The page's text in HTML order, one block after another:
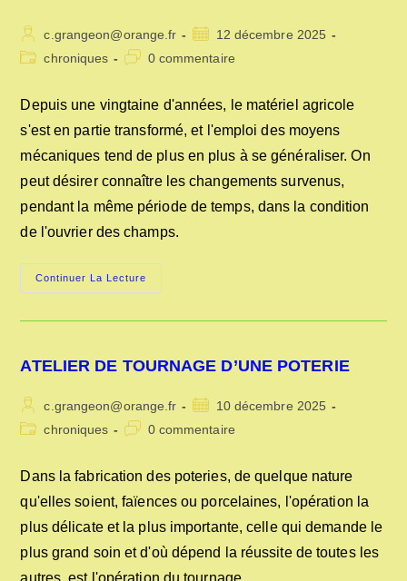
Auteur/autrice
de
c.grangeon@orange.fr
Publication
publiée :
12 décembre 2025
Postchroniques
Commentaires
publication :
0 commentaire
Depuis une vingtaine d'années, le matériel agricole
s'est en partie transformé, et l'emploi des moyens
mécaniques tend de plus en plus à se généraliser. On
peut désirer connaître les changements survenus,
pendant la même période de temps, dans la condition
de l'ouvrier des champs.
Continuer La Lecture
DE
ATELIER DE TOURNAGE D’UNE POTERIE
Auteur/autrice
de
c.grangeon@orange.fr
Publication
publiée :
10 décembre 2025
Postchroniques
Commentaires
publication :
0 commentaire
Dans la fabrication des poteries, de quelque nature
qu'elles soient, faïences ou porcelaines, l'opération la
plus délicate et la plus importante, celle qui demande le
plus grand soin et d'où dépend la réussite de toutes les
autres, est l'opération du tournage.